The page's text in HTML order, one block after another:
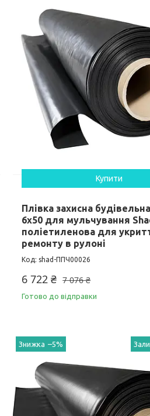
Купити
Плівка захисна
6х50 для мульчування
поліетиленова для
ремонту в рулоні
shad-ППЧ00026
7 076 ₴
6 722 ₴
Готово до відправки
–5%